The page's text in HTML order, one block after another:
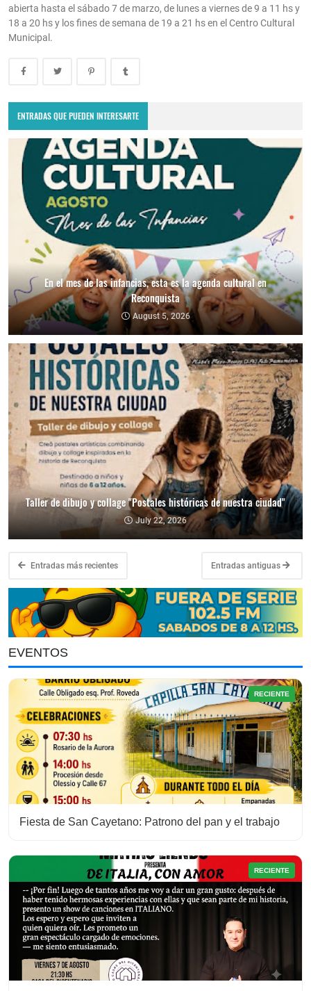
abierta hasta el sábado 7 de marzo, de lunes a viernes de 9 a 11 hs y
18 a 20 hs y los fines de semana de 19 a 21 hs en el Centro Cultural
Municipal.
ENTRADAS QUE PUEDEN INTERESARTE
En el mes de las infancias, esta es la agenda cultural en
Reconquista
August 5, 2026
Taller de dibujo y collage "Postales históricas de nuestra ciudad"
July 22, 2026
Entradas más recientes Entradas antiguas
EVENTOS
RECIENTE
Fiesta de San Cayetano: Patrono del pan y el trabajo
RECIENTE